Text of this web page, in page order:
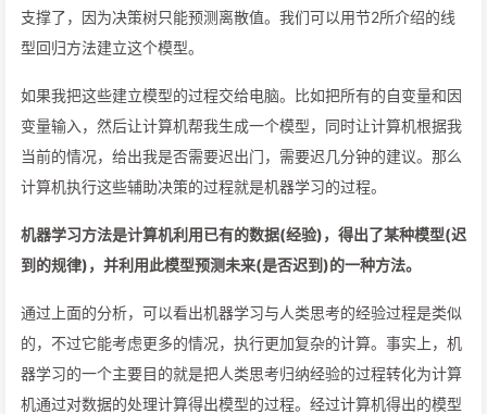
支撑了，因为决策树只能预测离散值。我们可以用节2所介绍的线
型回归方法建立这个模型。
如果我把这些建立模型的过程交给电脑。比如把所有的自变量和因
变量输入，然后让计算机帮我生成一个模型，同时让计算机根据我
当前的情况，给出我是否需要迟出门，需要迟几分钟的建议。那么
计算机执行这些辅助决策的过程就是机器学习的过程。
机器学习方法是计算机利用已有的数据(经验)，得出了某种模型(迟
到的规律)，并利用此模型预测未来(是否迟到)的一种方法。
通过上面的分析，可以看出机器学习与人类思考的经验过程是类似
的，不过它能考虑更多的情况，执行更加复杂的计算。事实上，机
器学习的一个主要目的就是把人类思考归纳经验的过程转化为计算
机通过对数据的处理计算得出模型的过程。经过计算机得出的模型